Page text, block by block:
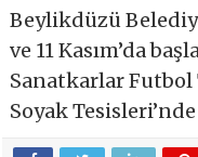
Beylikdüzü
ve 11 Kasım’da
Sanatkarlar Futbol
Soyak